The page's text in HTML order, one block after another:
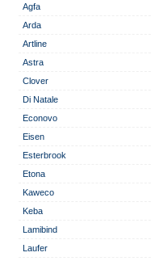
Agfa
Arda
Artline
Astra
Clover
Di Natale
Econovo
Eisen
Esterbrook
Etona
Kaweco
Keba
Lamibind
Laufer